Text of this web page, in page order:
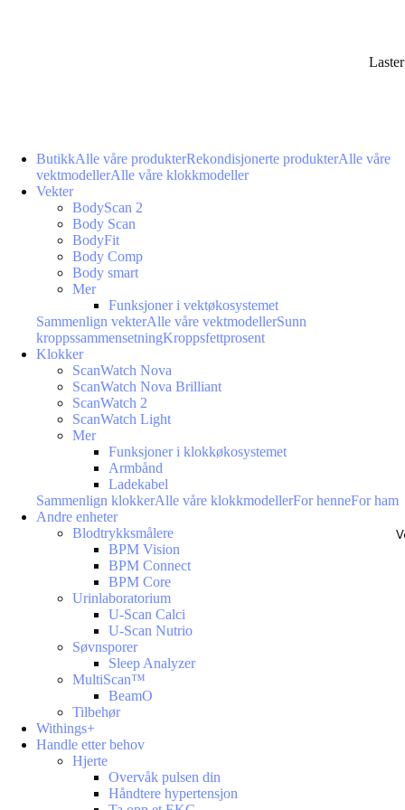
ButikkAlle våre produkterRekondisjonerte produkterAlle våre
vektmodellerAlle våre klokkmodeller
Vekter
BodyScan 2
Body Scan
BodyFit
Body Comp
Body smart
Mer
Funksjoner i vektøkosystemet
Sammenlign vekterAlle våre vektmodellerSunn
kroppssammensetningKroppsfettprosent
Klokker
ScanWatch Nova
ScanWatch Nova Brilliant
ScanWatch 2
ScanWatch Light
Mer
Funksjoner i klokkøkosystemet
Armbånd
Ladekabel
Sammenlign klokkerAlle våre klokkmodellerFor henneFor ham
Andre enheter
Blodtrykksmålere
BPM Vision
BPM Connect
BPM Core
Urinlaboratorium
U-Scan Calci
U-Scan Nutrio
Søvnsporer
Sleep Analyzer
MultiScan™
BeamO
Tilbehør
Withings+
Handle etter behov
Hjerte
Overvåk pulsen din
Håndtere hypertensjon